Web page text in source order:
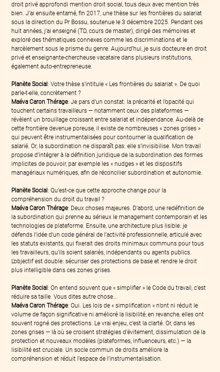
droit privé approfondi mention droit social, tous deux avec mention très
bien. J’ai ensuite entamé, fin 2017, une thèse sur les frontières du salariat
sous la direction du Pr Bossu, soutenue le 3 décembre 2025. Pendant ces
huit années, j’ai enseigné (TD, cours de master), dirigé des mémoires et
exploré des thématiques connexes comme les discriminations et le
harcèlement sous le prisme du genre. Aujourd’hui, je suis docteure en droit
privé et enseignante-chercheuse vacataire dans plusieurs institutions,
également auto-entrepreneuse.
Planète Social: Votre thèse s’intitule « Les frontières du salariat ». De quoi
parle-t-elle, concrètement ?
Maéva Caron Thérage: Je pars d’un constat: la précarité et l’opacité qui
touchent certains travailleurs — notamment ceux des plateformes —
révèlent un brouillage croissant entre salariat et indépendance. Au-delà de
cette frontière devenue poreuse, il existe de nombreuses « zones grises »
qui peuvent être instrumentalisées pour contourner la qualification de
salarié. Or, la subordination ne disparaît pas: elle s’invisibilise. Mon travail
propose d’intégrer à la définition juridique de la subordination des formes
implicites de pouvoir, par exemple les « nudges » et les dispositifs
managériaux numériques, afin de réconcilier subordination et autonomie.
Planète Social: Qu’est-ce que cette approche change pour la
compréhension du droit du travail ?
Maéva Caron Thérage: Deux choses majeures. D’abord, une redéfinition de
la subordination qui prenne au sérieux le management contemporain et les
technologies de plateforme. Ensuite, une architecture plus lisible: je
défends l’idée d’un code général de l’activité professionnelle, articulé avec
les statuts existants, qui fixerait des droits minimaux communs pour tous
les travailleurs, qu’ils soient salariés, indépendants ou agents publics.
L’objectif est double: sécuriser des protections de base et rendre le droit
plus intelligible dans ces zones grises.
Planète Social: On entend souvent que « simplifier » le Code du travail, c’est
réduire sa taille. Vous dites autre chose…
Maéva Caron Thérage: Oui. Les lois de « simplification » n’ont ni réduit le
volume de façon significative ni amélioré la lisibilité; en revanche, elles ont
souvent rogné des protections. Le vrai enjeu, c’est la clarté. Or, dans les
zones grises — là où se croisent stratégies d’évitement, dissimulation de la
protection et nouveaux modèles (plateformes, influenceurs, etc.) — la
lisibilité est cruciale. Un socle commun de droits améliore la
compréhension et réduit l’espace de l’instrumentalisation.